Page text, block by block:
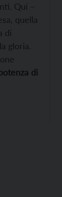
Qui –
quella
di
gloria.
di